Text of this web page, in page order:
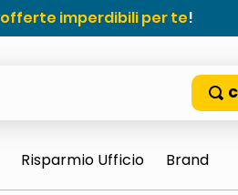
offerte imperdibili per te!
Risparmio Ufficio Brand